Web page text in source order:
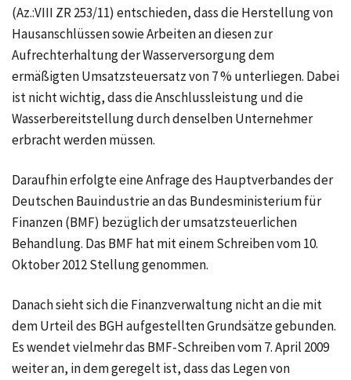
(Az.:VIII ZR 253/11) entschieden, dass die Herstellung von
Hausanschlüssen sowie Arbeiten an diesen zur
Aufrechterhaltung der Wasserversorgung dem
ermäßigten Umsatzsteuersatz von 7 % unterliegen. Dabei
ist nicht wichtig, dass die Anschlussleistung und die
Wasserbereitstellung durch denselben Unternehmer
erbracht werden müssen.
Daraufhin erfolgte eine Anfrage des Hauptverbandes der
Deutschen Bauindustrie an das Bundesministerium für
Finanzen (BMF) bezüglich der umsatzsteuerlichen
Behandlung. Das BMF hat mit einem Schreiben vom 10.
Oktober 2012 Stellung genommen.
Danach sieht sich die Finanzverwaltung nicht an die mit
dem Urteil des BGH aufgestellten Grundsätze gebunden.
Es wendet vielmehr das BMF-Schreiben vom 7. April 2009
weiter an, in dem geregelt ist, dass das Legen von